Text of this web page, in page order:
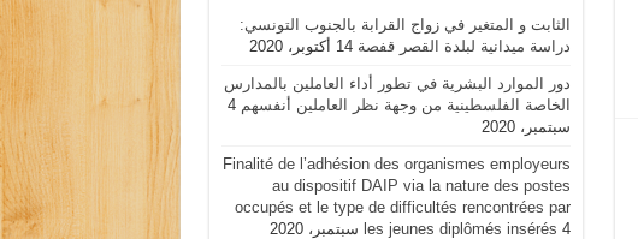
الثابت و المتغير في زواج القرابة بالجنوب التونسي:
دراسة ميدانية لبلدة القصر قفصة 14 أكتوبر، 2020
دور الموارد البشرية في تطور أداء العاملين بالمدارس
الخاصة الفلسطينية من وجهة نظر العاملين أنفسهم 4
سبتمبر، 2020
Finalité de l’adhésion des organismes employeurs
au dispositif DAIP via la nature des postes
occupés et le type de difficultés rencontrées par
les jeunes diplômés insérés 4 سبتمبر، 2020